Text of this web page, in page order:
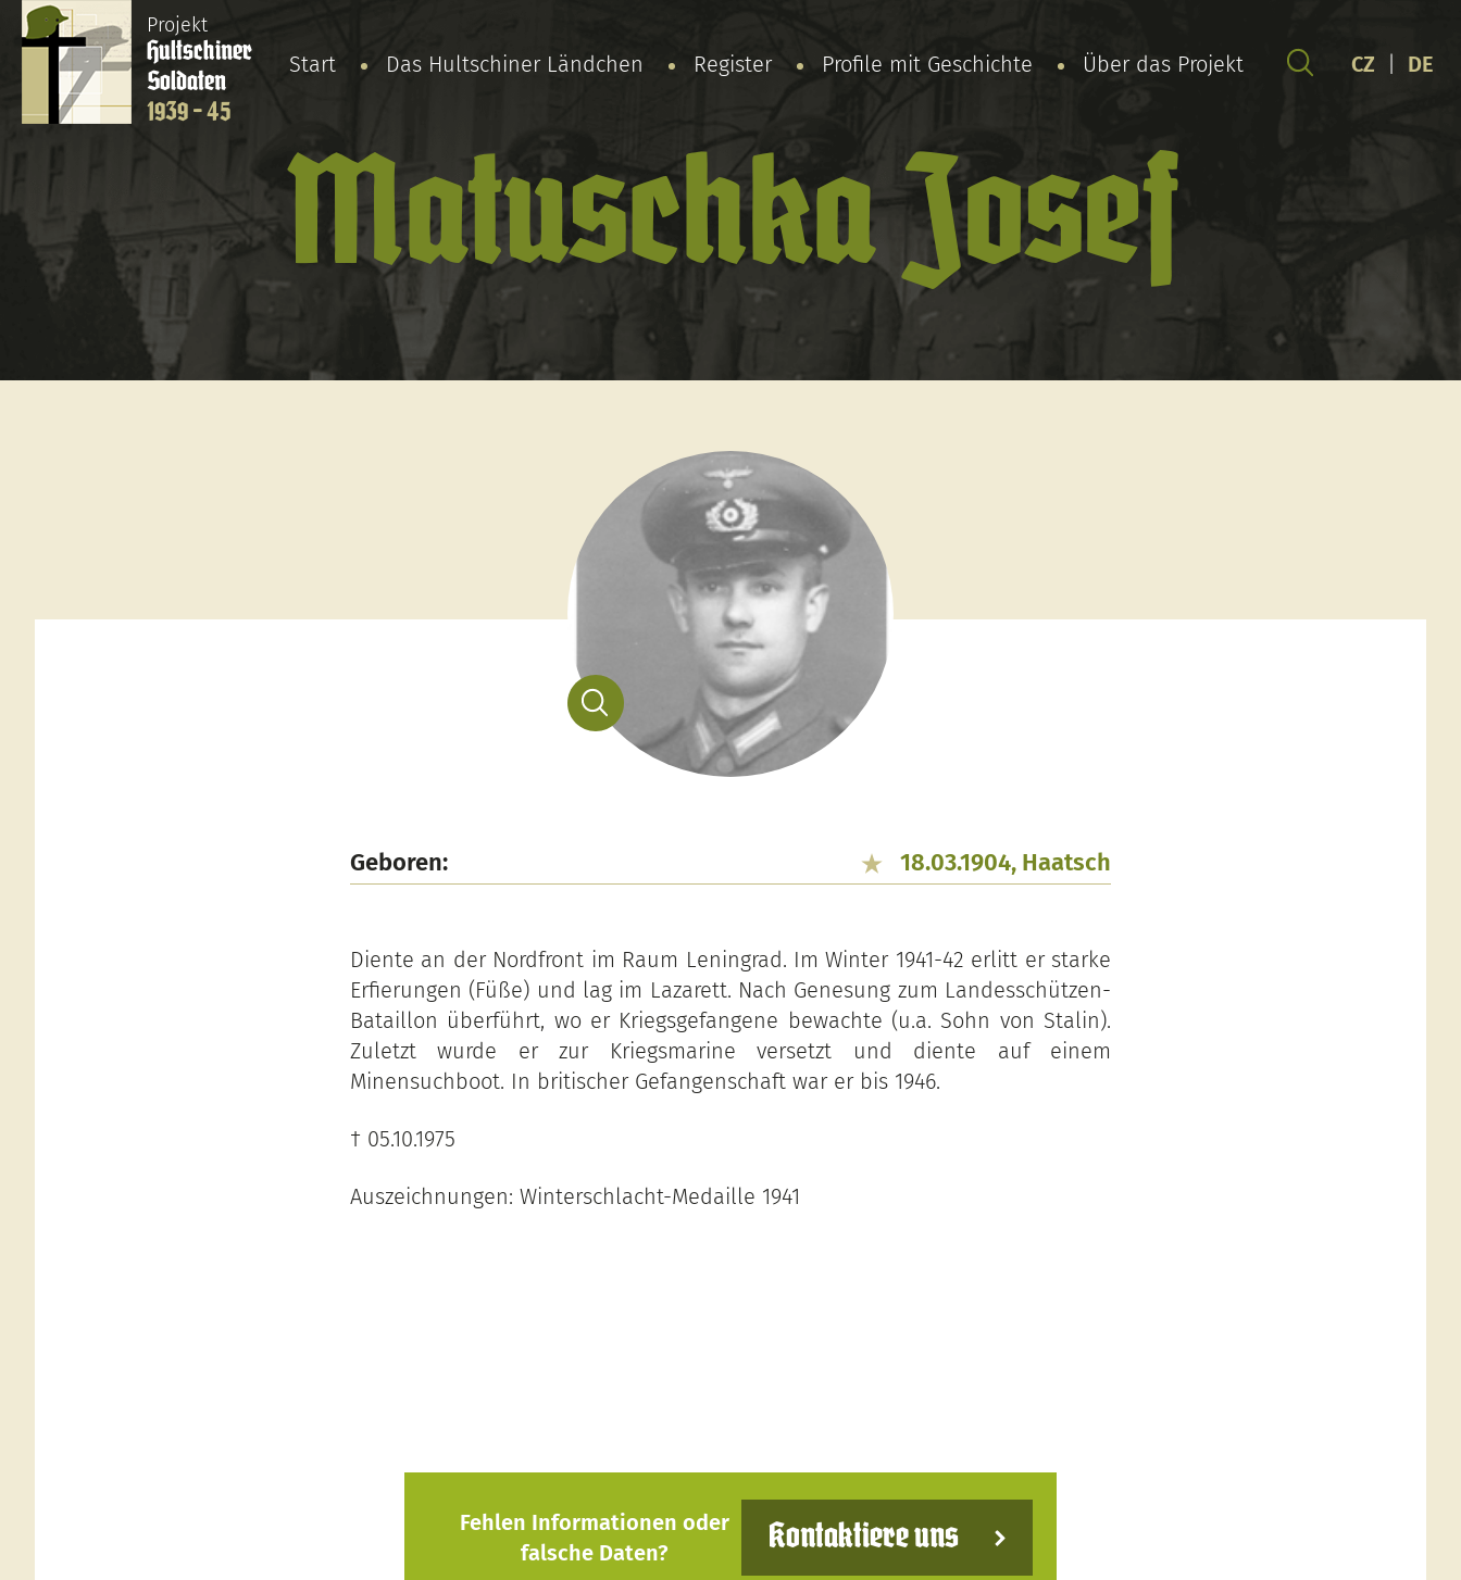
Projekt
Hultschiner
Soldaten
1939 - 45
Start Das Hultschiner Ländchen Register Profile mit Geschichte Über das Projekt CZ DE
Matuschka Josef
Geboren: 18.03.1904, Haatsch
Diente an der Nordfront im Raum Leningrad. Im Winter 1941-42 erlitt er starke
Erfierungen (Füße) und lag im Lazarett. Nach Genesung zum Landesschützen-
Bataillon überführt, wo er Kriegsgefangene bewachte (u.a. Sohn von Stalin).
Zuletzt wurde er zur Kriegsmarine versetzt und diente auf einem
Minensuchboot. In britischer Gefangenschaft war er bis 1946.
† 05.10.1975
Auszeichnungen: Winterschlacht-Medaille 1941
Fehlen Informationen oder
falsche Daten?
Kontaktiere uns